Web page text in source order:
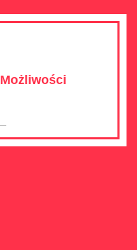
Możliwości